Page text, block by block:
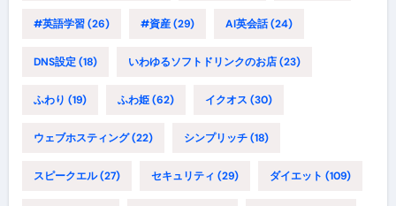
#英語学習(26) #資産(29) AI英会話(24)
DNS設定(18) いわゆるソフトドリンクのお店(23)
ふわり (19) ふわ姫(62) イクオス (30)
ウェブホスティング(22) シンプリッチ(18)
スピークエル(27) セキュリティ (29) ダイエット (109)